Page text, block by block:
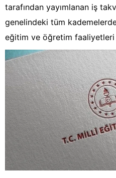
tarafından yayımlanan iş
genelindeki tüm
eğitim ve öğretim faaliyetleri